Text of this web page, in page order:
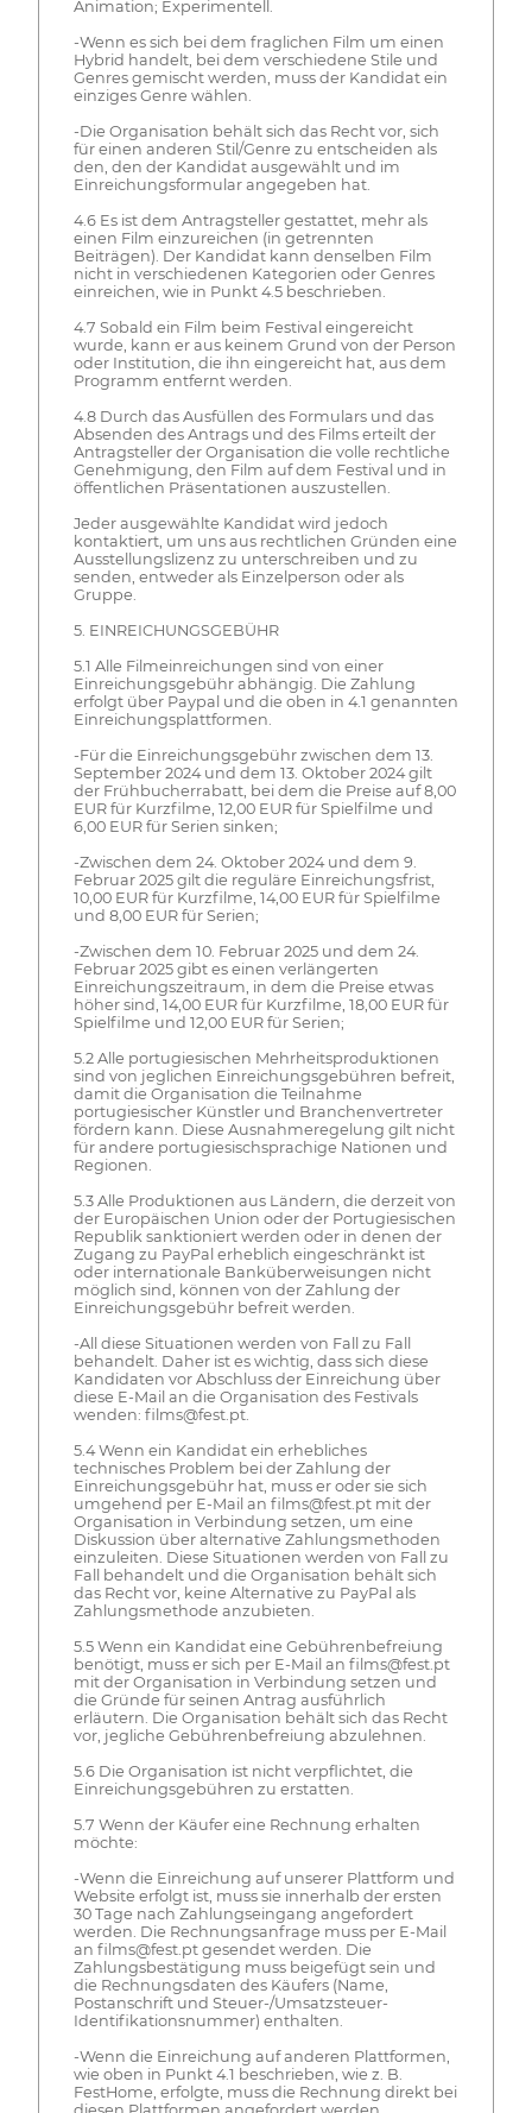
Animation; Experimentell.
-Wenn es sich bei dem fraglichen Film um einen
Hybrid handelt, bei dem verschiedene Stile und
Genres gemischt werden, muss der Kandidat ein
einziges Genre wählen.
-Die Organisation behält sich das Recht vor, sich
für einen anderen Stil/Genre zu entscheiden als
den, den der Kandidat ausgewählt und im
Einreichungsformular angegeben hat.
4.6 Es ist dem Antragsteller gestattet, mehr als
einen Film einzureichen (in getrennten
Beiträgen). Der Kandidat kann denselben Film
nicht in verschiedenen Kategorien oder Genres
einreichen, wie in Punkt 4.5 beschrieben.
4.7 Sobald ein Film beim Festival eingereicht
wurde, kann er aus keinem Grund von der Person
oder Institution, die ihn eingereicht hat, aus dem
Programm entfernt werden.
4.8 Durch das Ausfüllen des Formulars und das
Absenden des Antrags und des Films erteilt der
Antragsteller der Organisation die volle rechtliche
Genehmigung, den Film auf dem Festival und in
öffentlichen Präsentationen auszustellen.
Jeder ausgewählte Kandidat wird jedoch
kontaktiert, um uns aus rechtlichen Gründen eine
Ausstellungslizenz zu unterschreiben und zu
senden, entweder als Einzelperson oder als
Gruppe.
5. EINREICHUNGSGEBÜHR
5.1 Alle Filmeinreichungen sind von einer
Einreichungsgebühr abhängig. Die Zahlung
erfolgt über Paypal und die oben in 4.1 genannten
Einreichungsplattformen.
-Für die Einreichungsgebühr zwischen dem 13.
September 2024 und dem 13. Oktober 2024 gilt
der Frühbucherrabatt, bei dem die Preise auf 8,00
EUR für Kurzfilme, 12,00 EUR für Spielfilme und
6,00 EUR für Serien sinken;
-Zwischen dem 24. Oktober 2024 und dem 9.
Februar 2025 gilt die reguläre Einreichungsfrist,
10,00 EUR für Kurzfilme, 14,00 EUR für Spielfilme
und 8,00 EUR für Serien;
-Zwischen dem 10. Februar 2025 und dem 24.
Februar 2025 gibt es einen verlängerten
Einreichungszeitraum, in dem die Preise etwas
höher sind, 14,00 EUR für Kurzfilme, 18,00 EUR für
Spielfilme und 12,00 EUR für Serien;
5.2 Alle portugiesischen Mehrheitsproduktionen
sind von jeglichen Einreichungsgebühren befreit,
damit die Organisation die Teilnahme
portugiesischer Künstler und Branchenvertreter
fördern kann. Diese Ausnahmeregelung gilt nicht
für andere portugiesischsprachige Nationen und
Regionen.
5.3 Alle Produktionen aus Ländern, die derzeit von
der Europäischen Union oder der Portugiesischen
Republik sanktioniert werden oder in denen der
Zugang zu PayPal erheblich eingeschränkt ist
oder internationale Banküberweisungen nicht
möglich sind, können von der Zahlung der
Einreichungsgebühr befreit werden.
-All diese Situationen werden von Fall zu Fall
behandelt. Daher ist es wichtig, dass sich diese
Kandidaten vor Abschluss der Einreichung über
diese E-Mail an die Organisation des Festivals
wenden: films@fest.pt.
5.4 Wenn ein Kandidat ein erhebliches
technisches Problem bei der Zahlung der
Einreichungsgebühr hat, muss er oder sie sich
umgehend per E-Mail an films@fest.pt mit der
Organisation in Verbindung setzen, um eine
Diskussion über alternative Zahlungsmethoden
einzuleiten. Diese Situationen werden von Fall zu
Fall behandelt und die Organisation behält sich
das Recht vor, keine Alternative zu PayPal als
Zahlungsmethode anzubieten.
5.5 Wenn ein Kandidat eine Gebührenbefreiung
benötigt, muss er sich per E-Mail an films@fest.pt
mit der Organisation in Verbindung setzen und
die Gründe für seinen Antrag ausführlich
erläutern. Die Organisation behält sich das Recht
vor, jegliche Gebührenbefreiung abzulehnen.
5.6 Die Organisation ist nicht verpflichtet, die
Einreichungsgebühren zu erstatten.
5.7 Wenn der Käufer eine Rechnung erhalten
möchte:
-Wenn die Einreichung auf unserer Plattform und
Website erfolgt ist, muss sie innerhalb der ersten
30 Tage nach Zahlungseingang angefordert
werden. Die Rechnungsanfrage muss per E-Mail
an films@fest.pt gesendet werden. Die
Zahlungsbestätigung muss beigefügt sein und
die Rechnungsdaten des Käufers (Name,
Postanschrift und Steuer-/Umsatzsteuer-
Identifikationsnummer) enthalten.
-Wenn die Einreichung auf anderen Plattformen,
wie oben in Punkt 4.1 beschrieben, wie z. B.
FestHome, erfolgte, muss die Rechnung direkt bei